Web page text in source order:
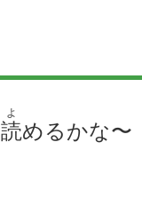
読
よ
めるかな〜